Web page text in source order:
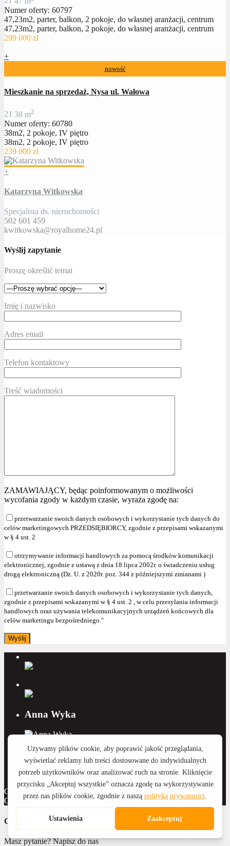
Numer oferty: 60797
47,23m2, parter, balkon, 2 pokoje, do własnej aranżacji, centrum
47,23m2, parter, balkon, 2 pokoje, do własnej aranżacji, centrum
299 000 zł
+
nowość
Mieszkanie na sprzedaż, Nysa ul. Wałowa
21 38 m2
Numer oferty: 60780
38m2, 2 pokoje, IV piętro
38m2, 2 pokoje, IV piętro
239 000 zł
+
Katarzyna Witkowska
Specjalista ds. nieruchomości
502 601 459
kwitkowska@royalhome24.pl
Wyślij zapytanie
Proszę określić temat
Imię i nazwisko
Adres email
Telefon kontaktowy
Treść wiadomości
ZAMAWIAJĄCY, będąc poinformowanym o możliwości
wycofania zgody w każdym czasie, wyraża zgodę na:
przetwarzanie swoich danych osobowych i wykorzystanie tych danych do
celów marketingowych PRZEDSIĘBIORCY, zgodnie z przepisami wskazanymi
w § 4 ust. 2
otrzymywanie informacji handlowych za pomocą środków komunikacji
elektronicznej, zgodnie z ustawą z dnia 18 lipca 2002r. o świadczeniu usług
drogą elektroniczną (Dz. U. z 2020r. poz. 344 z późniejszymi zmianami )
przetwarzanie swoich danych osobowych i wykorzystanie tych danych,
zgodnie z przepisami wskazanymi w § 4 ust. 2 , w celu przesyłania informacji
handlowych oraz używania telekomunikacyjnych urządzeń końcowych dla
celów marketingu bezpośredniego."
Anna Wyka
Katarzyna Witkowska
Copyright 2015 - 2026 Royal Home Nieruchomości | Wykonanie:
CreativeOne
Contact Us
Masz pytanie? Napisz do nas